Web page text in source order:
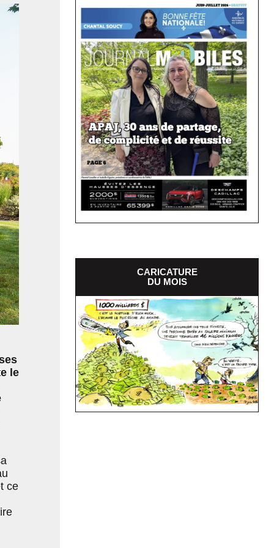
le
ce
CARICATURE
DU MOIS